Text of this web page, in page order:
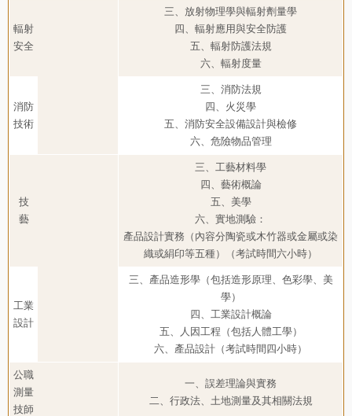
輻射
安全
三、放射物理學與輻射劑量學
四、輻射應用與安全防護
五、輻射防護法規
六、輻射度量
消防
技術
三、消防法規
四、火災學
五、消防安全設備設計與檢修
六、危險物品管理
技
藝
三、工藝材料學
四、藝術概論
五、美學
六、實地測驗：
產品設計實務（內容分陶瓷或木竹器或金屬或染
織或絹印等五種）（考試時間六小時）
工業
設計
三、產品造形學（包括造形原理、色彩學、美
學）
四、工業設計概論
五、人因工程（包括人體工學）
六、產品設計（考試時間四小時）
公職
測量
技師
一、誤差理論與實務
二、行政法、土地測量及其相關法規